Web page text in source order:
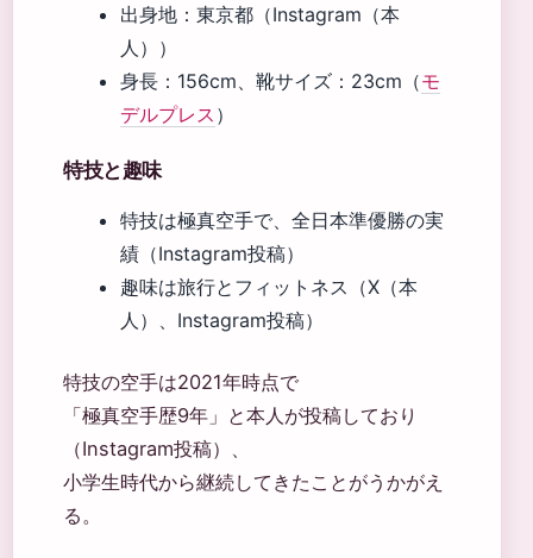
出身地：東京都（Instagram（本
人））
身長：156cm、靴サイズ：23cm（モ
デルプレス ）
特技と趣味
特技は極真空手で、全日本準優勝の実
績（Instagram投稿）
趣味は旅行とフィットネス（X（本
人）、Instagram投稿）
特技の空手は2021年時点で
「極真空手歴9年」と本人が投稿しており
（Instagram投稿）、
小学生時代から継続してきたことがうかがえ
る。